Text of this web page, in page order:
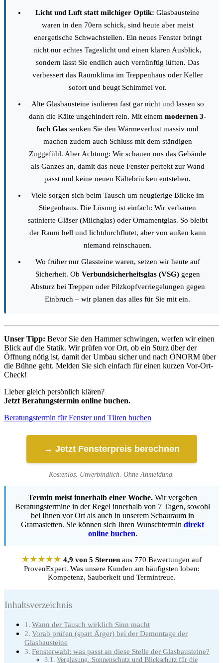
Licht und Luft statt milchiger Optik: Glasbausteine
waren in den 70ern schick, sind heute aber meist
energetische Schwachstellen. Ein neues Fenster bringt
nicht nur echtes Tageslicht und einen klaren Ausblick,
sondern lässt Sie endlich auch vernünftig lüften. Das
verbessert das Raumklima im Treppenhaus oder Keller
sofort und beugt Schimmel vor.
Alte Glasbausteine isolieren fast gar nicht und lassen so
dann die Kälte ungehindert rein. Mit einem modernen 3-
fach Glas senken Sie den Wärmeverlust massiv und
machen zudem auch Schluss mit dem ständigen
Zuggefühl. Aber Achtung: Wir schauen uns das Gebäude
als Ganzes an, damit das neue Fenster perfekt zur Wand
passt und keine neuen Kältebrücken entstehen.
Viele sorgen sich beim Tausch um neugierige Blicke im
Stiegenhaus. Die Lösung ist einfach: Wir verbauen
satinierte Gläser (Milchglas) oder Ornamentglas. So bleibt
der Raum hell und lichtdurchflutet, aber von außen kann
niemand reinschauen.
Wo früher nur Glassteine waren, setzen wir heute auf
Sicherheit. Ob Verbundsicherheitsglas (VSG)gegen
Absturz bei Treppen oder Pilzkopfverriegelungen gegen
Einbruch – wir planen das alles für Sie mit ein.
Unser Tipp: Bevor Sie den Hammer schwingen, werfen wir einen
Blick auf die Statik. Wir prüfen vor Ort, ob ein Sturz über der
Öffnung nötig ist, damit der Umbau sicher und nach ÖNORM über
die Bühne geht. Melden Sie sich einfach für einen kurzen Vor-Ort-
Check!
Lieber gleich persönlich klären?
Jetzt Beratungstermin online buchen.
Beratungstermin für Fenster und Türen buchen
→ Jetzt Fensterpreis berechnen
Kostenlos. Unverbindlich. Ohne Anmeldung.
Termin meist innerhalb einer Woche. Wir vergeben
Beratungstermine in der Regel innerhalb von 7 Tagen, sowohl
bei Ihnen vor Ort als auch in unserem Schauraum in
Gramastetten. Sie können sich Ihren Wunschtermin direkt
online buchen.
★★★★★ 4,9 von 5 Sternen aus 770 Bewertungen auf
ProvenExpert. Was unsere Kunden am häufigsten loben:
Kompetenz, Sauberkeit und Termintreue.
Inhaltsverzeichnis
Wann der Tausch wirklich Sinn macht
Vorab prüfen (spart Ärger) bei der Demontage der
Glasbausteine
Fensterwahl: was passt an diese Stelle der Glasbausteine?
Verglasung, Sonnenschutz und Blickschutz für die